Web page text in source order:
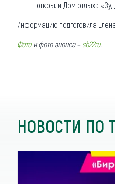
открыли Дом отдыха
Информацию подготовила
Фотои фото анонса – sb22ru.
НОВОСТИ ПО